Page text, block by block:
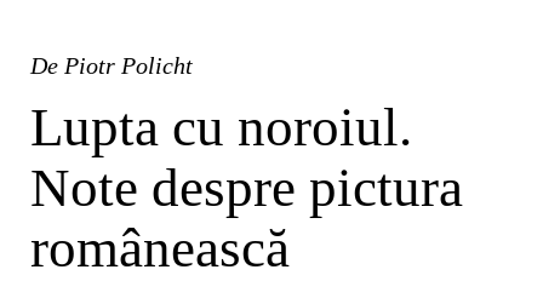
De Piotr Policht
Lupta cu noroiul.
Note despre pictura
românească